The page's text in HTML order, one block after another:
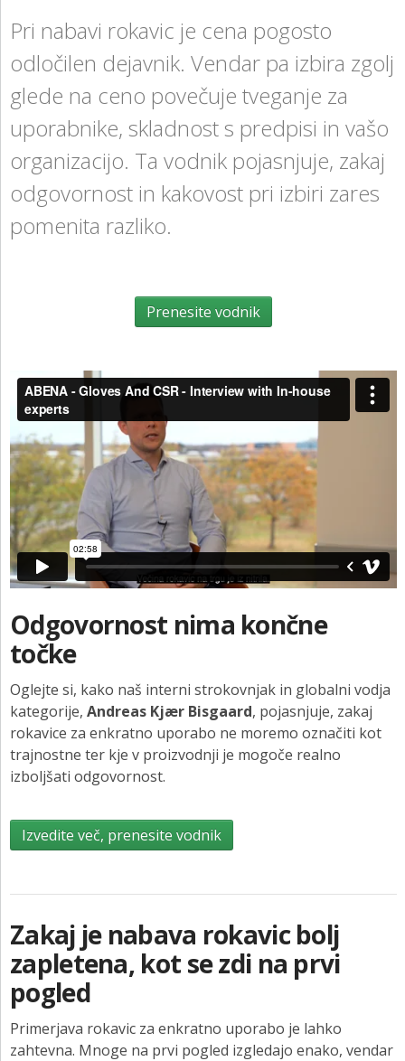
Pri nabavi rokavic je cena pogosto
odločilen dejavnik. Vendar pa izbira zgolj
glede na ceno povečuje tveganje za
uporabnike, skladnost s predpisi in vašo
organizacijo. Ta vodnik pojasnjuje, zakaj
odgovornost in kakovost pri izbiri zares
pomenita razliko.
Prenesite vodnik
Odgovornost nima končne
točke
Oglejte si, kako naš interni strokovnjak in globalni vodja
kategorije, Andreas Kjær Bisgaard, pojasnjuje, zakaj
rokavice za enkratno uporabo ne moremo označiti kot
trajnostne ter kje v proizvodnji je mogoče realno
izboljšati odgovornost.
Izvedite več, prenesite vodnik
Zakaj je nabava rokavic bolj
zapletena, kot se zdi na prvi
pogled
Primerjava rokavic za enkratno uporabo je lahko
zahtevna. Mnoge na prvi pogled izgledajo enako, vendar